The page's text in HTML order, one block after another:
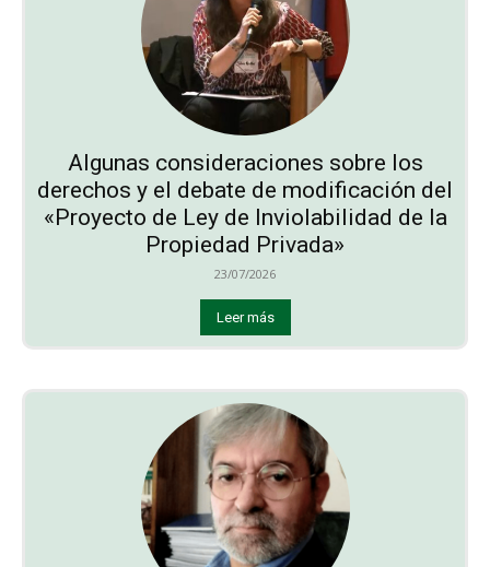
Algunas consideraciones sobre los
derechos y el debate de modificación del
«Proyecto de Ley de Inviolabilidad de la
Propiedad Privada»
23/07/2026
Leer más